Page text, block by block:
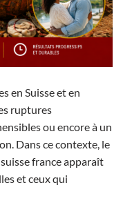
en Suisse et en
ruptures
ou encore à un
Dans ce contexte, le
france apparaît
et ceux qui